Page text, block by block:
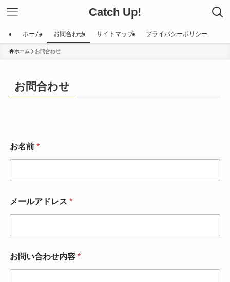
Catch Up!
ホーム お問合わせ サイトマップ プライバシーポリシー
ホーム お問合わせ
お問合わせ
お
名
い
合
わ
内
お名前 *
メールアドレス *
お問い合わせ内容 *